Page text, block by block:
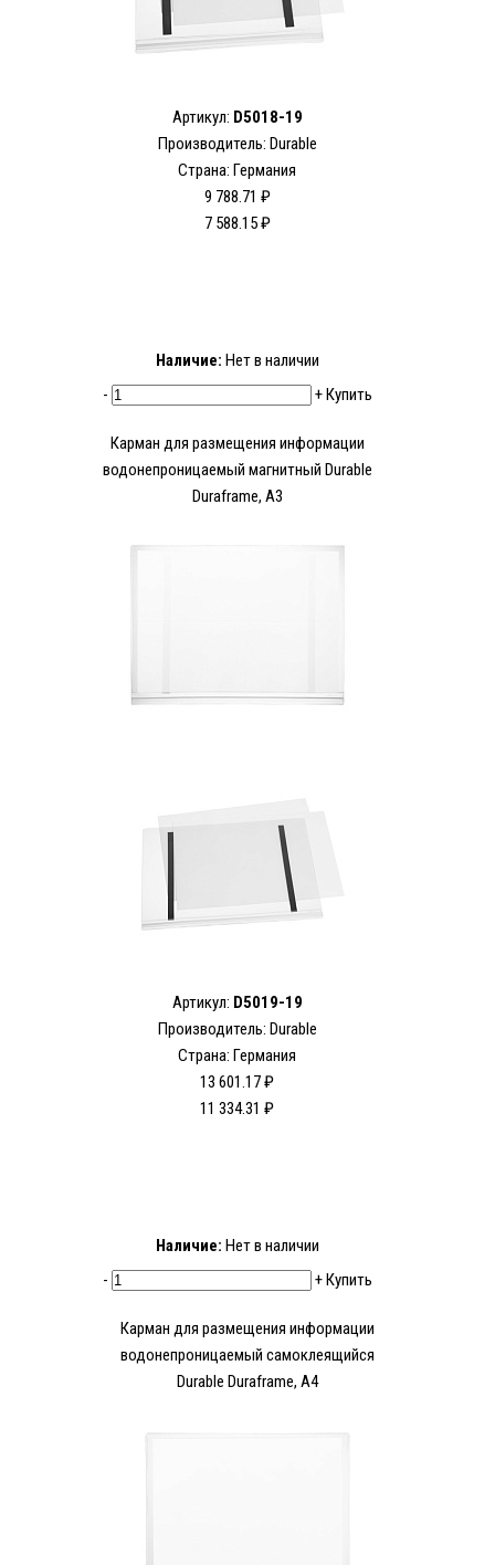
Артикул: D5018-19
Производитель: Durable
Страна: Германия
9 788.71 ₽
7 588.15 ₽
Наличие: Нет в наличии
-
+Купить
Карман для размещения информации
водонепроницаемый магнитный Durable
Duraframe, А3
Артикул: D5019-19
Производитель: Durable
Страна: Германия
13 601.17 ₽
11 334.31 ₽
Наличие: Нет в наличии
-
+Купить
Карман для размещения информации
водонепроницаемый самоклеящийся
Durable Duraframe, А4